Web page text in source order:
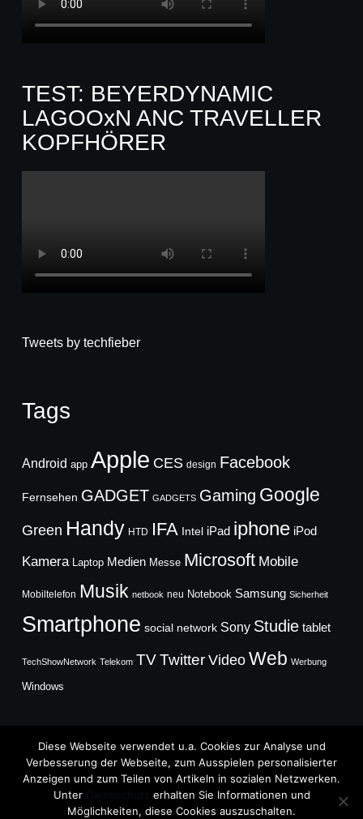
TEST: BEYERDYNAMIC
LAGOOxN ANC TRAVELLER
KOPFHÖRER
Tweets by techfieber
Tags
Android app Apple CES design Facebook
Fernsehen GADGET GADGETS Gaming Google
Green Handy HTD IFA Intel iPad iphone iPod
Kamera Laptop Medien Messe Microsoft Mobile
Mobiltelefon Musik netbook neu Notebook Samsung Sicherheit
Smartphone social network Sony Studie tablet
TechShowNetwork Telekom TVTwitter Video Web Werbung
Windows
Copyright © 2026
TechFieber Blog
Diese Webseite verwendet u.a. Cookies zur Analyse und
Verbesserung der Webseite, zum Ausspielen personalisierter
Anzeigen und zum Teilen von Artikeln in sozialen Netzwerken.
Unter
erhalten Sie Informationen und
Möglichkeiten, diese Cookies auszuschalten.